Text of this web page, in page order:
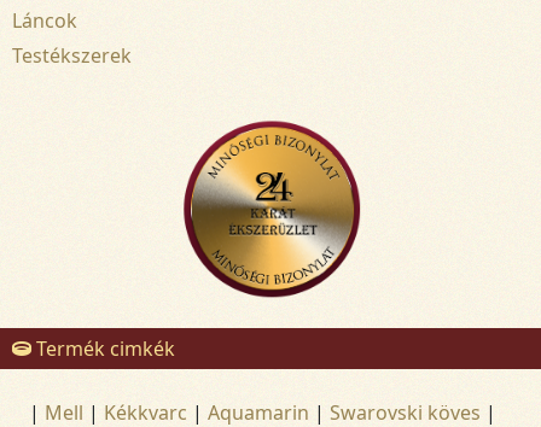
Láncok
Testékszerek
Termék cimkék
| Mell | Kékkvarc | Aquamarin | Swarovski köves |